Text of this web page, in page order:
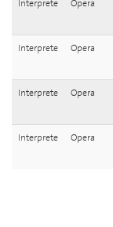
Interprete Opera
Interprete Opera
Interprete Opera
Interprete Opera